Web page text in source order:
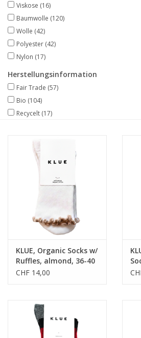
Viskose (16)
Baumwolle (120)
Wolle (42)
Polyester (42)
Nylon (17)
Herstellungsinformation
Fair Trade (57)
Bio (104)
Recycelt (17)
KLUE, Organic Socks w/
Ruffles, almond, 36-40
CHF 14,00